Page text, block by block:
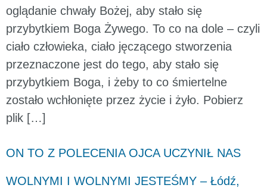
oglądanie chwały Bożej, aby stało się
przybytkiem Boga Żywego. To co na dole – czyli
ciało człowieka, ciało jęczącego stworzenia
przeznaczone jest do tego, aby stało się
przybytkiem Boga, i żeby to co śmiertelne
zostało wchłonięte przez życie i żyło. Pobierz
plik […]
ON TO Z POLECENIA OJCA UCZYNIŁ NAS
WOLNYMI I WOLNYMI JESTEŚMY – Łódź,